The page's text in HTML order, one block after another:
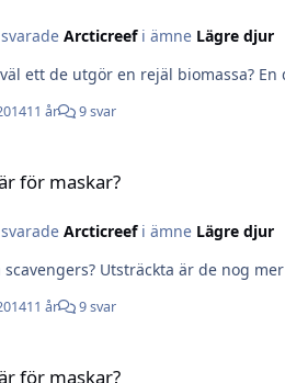
Arcticreefi ämne Lägre djur
ett de utgör en rejäl biomassa?
11 år 9 svar
för maskar?
Arcticreefi ämne Lägre djur
Utsträckta är de nog
11 år 9 svar
för maskar?